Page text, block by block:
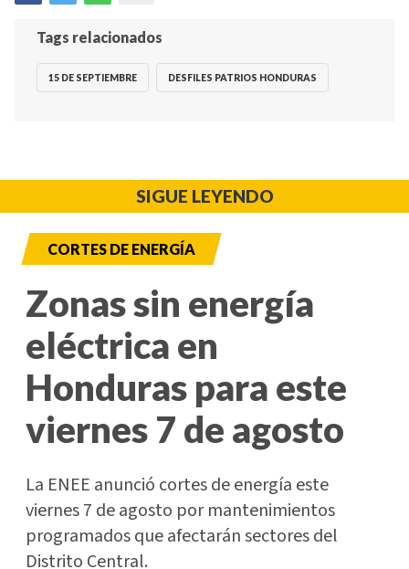
Tags relacionados
15 DE SEPTIEMBRE DESFILES PATRIOS HONDURAS
SIGUE LEYENDO
CORTES DE ENERGÍA
Zonas sin energía
eléctrica en
Honduras para este
viernes 7 de agosto
La ENEE anunció cortes de energía este
viernes 7 de agosto por mantenimientos
programados que afectarán sectores del
Distrito Central.